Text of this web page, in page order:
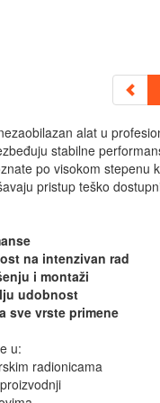
alat u
stabilne
po visokom
pristup teško
na intenzivan rad
i montaži
udobnost
sve vrste primene
u:
radionicama